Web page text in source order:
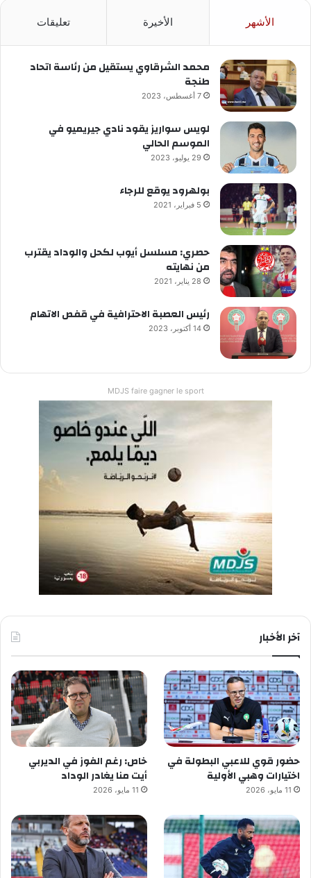
الأشهر الأخيرة تعليقات
محمد الشرقاوي يستقيل من رئاسة اتحاد
طنجة
7 أغسطس، 2023
لويس سواريز يقود نادي جيريميو في
الموسم الحالي
29 يوليو، 2023
بولهرود يوقع للرجاء
5 فبراير، 2021
حصري: مسلسل أيوب لكحل والوداد يقترب
من نهايته
28 يناير، 2021
رئيس العصبة الاحترافية في قفص الاتهام
14 أكتوبر، 2023
MDJS faire gagner le sport
آخر الأخبار
حضور قوي للاعبي البطولة في
اختيارات وهبي الأولية
11 مايو، 2026
خاص: رغم الفوز في الديربي
أيت منا يغادر الوداد
11 مايو، 2026